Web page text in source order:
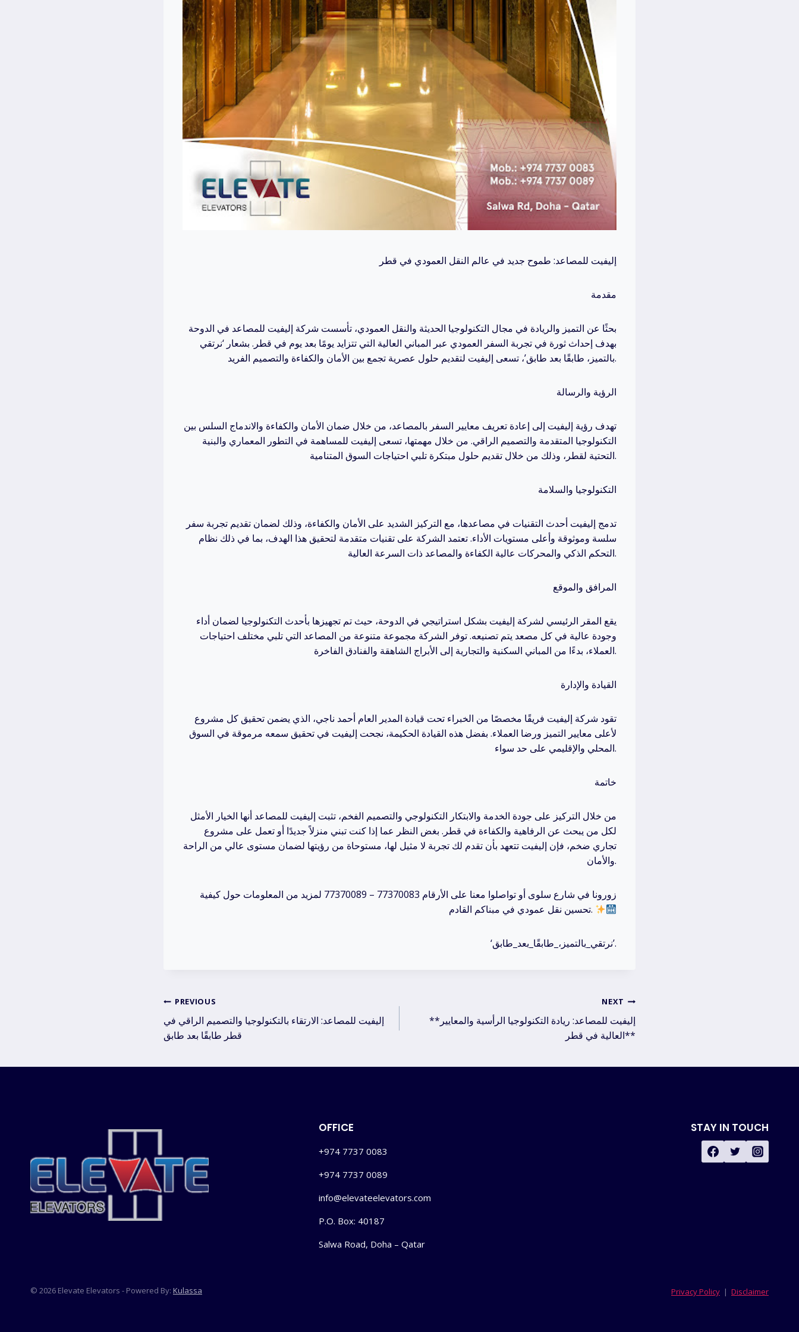
إليفيت للمصاعد: طموح جديد في عالم النقل العمودي في قطر
مقدمة
بحثًا عن التميز والريادة في مجال التكنولوجيا الحديثة والنقل العمودي، تأسست شركة إليفيت للمصاعد في الدوحة
بهدف إحداث ثورة في تجربة السفر العمودي عبر المباني العالية التي تتزايد يومًا بعد يوم في قطر. بشعار ‘نرتقي
بالتميز، طابقًا بعد طابق’، تسعى إليفيت لتقديم حلول عصرية تجمع بين الأمان والكفاءة والتصميم الفريد.
الرؤية والرسالة
تهدف رؤية إليفيت إلى إعادة تعريف معايير السفر بالمصاعد، من خلال ضمان الأمان والكفاءة والاندماج السلس بين
التكنولوجيا المتقدمة والتصميم الراقي. من خلال مهمتها، تسعى إليفيت للمساهمة في التطور المعماري والبنية
التحتية لقطر، وذلك من خلال تقديم حلول مبتكرة تلبي احتياجات السوق المتنامية.
التكنولوجيا والسلامة
تدمج إليفيت أحدث التقنيات في مصاعدها، مع التركيز الشديد على الأمان والكفاءة، وذلك لضمان تقديم تجربة سفر
سلسة وموثوقة وأعلى مستويات الأداء. تعتمد الشركة على تقنيات متقدمة لتحقيق هذا الهدف، بما في ذلك نظام
التحكم الذكي والمحركات عالية الكفاءة والمصاعد ذات السرعة العالية.
المرافق والموقع
يقع المقر الرئيسي لشركة إليفيت بشكل استراتيجي في الدوحة، حيث تم تجهيزها بأحدث التكنولوجيا لضمان أداء
وجودة عالية في كل مصعد يتم تصنيعه. توفر الشركة مجموعة متنوعة من المصاعد التي تلبي مختلف احتياجات
العملاء، بدءًا من المباني السكنية والتجارية إلى الأبراج الشاهقة والفنادق الفاخرة.
القيادة والإدارة
تقود شركة إليفيت فريقًا مخصصًا من الخبراء تحت قيادة المدير العام أحمد ناجي، الذي يضمن تحقيق كل مشروع
لأعلى معايير التميز ورضا العملاء. بفضل هذه القيادة الحكيمة، نجحت إليفيت في تحقيق سمعه مرموقة في السوق
المحلي والإقليمي على حد سواء.
خاتمة
من خلال التركيز على جودة الخدمة والابتكار التكنولوجي والتصميم الفخم، تثبت إليفيت للمصاعد أنها الخيار الأمثل
لكل من يبحث عن الرفاهية والكفاءة في قطر. بغض النظر عما إذا كنت تبني منزلاً جديدًا أو تعمل على مشروع
تجاري ضخم، فإن إليفيت تتعهد بأن تقدم لك تجربة لا مثيل لها، مستوحاة من رؤيتها لضمان مستوى عالي من الراحة
والأمان.
زورونا في شارع سلوى أو تواصلوا معنا على الأرقام 77370083 – 77370089 لمزيد من المعلومات حول كيفية
تحسين نقل عمودي في مبناكم القادم.
‘نرتقي_بالتميز،_طابقًا_بعد_طابق’.
Post
navigation
PREVIOUS
إليفيت للمصاعد: الارتقاء بالتكنولوجيا والتصميم الراقي في
قطر طابقًا بعد طابق
NEXT
**إليفيت للمصاعد: ريادة التكنولوجيا الرأسية والمعايير
العالية في قطر**
OFFICE
+974 7737 0083
+974 7737 0089
info@elevateelevators.com
P.O. Box: 40187
Salwa Road, Doha – Qatar
STAY IN TOUCH
© 2026 Elevate Elevators - Powered By: Kulassa Privacy Policy | Disclaimer